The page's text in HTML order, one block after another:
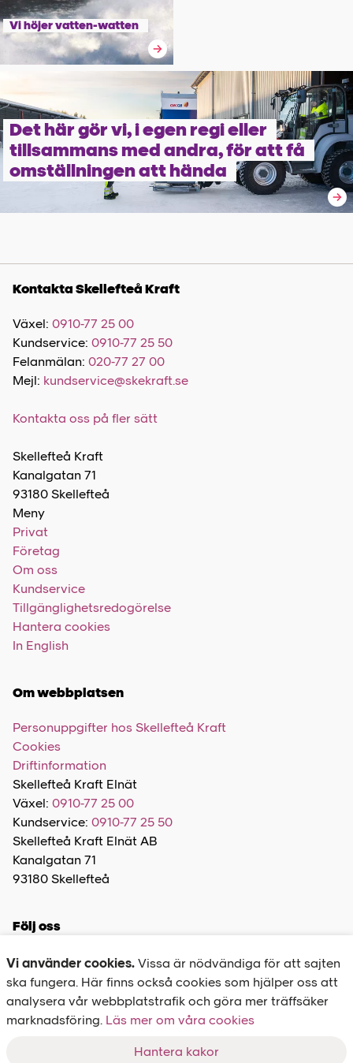
Vi använder cookies. Vissa är nödvändiga för att sajten
ska fungera. Här finns också cookies som hjälper oss att
analysera vår webbplatstrafik och göra mer träffsäker
marknadsföring. Läs mer om våra cookies
Hantera kakor
Vi höjer vatten-watten
Det här gör vi, i egen regi eller
tillsammans med andra, för att få
omställningen att hända
Kontakta Skellefteå Kraft
Växel: 0910-77 25 00
Kundservice: 0910-77 25 50
Felanmälan: 020-77 27 00
Mejl: kundservice@skekraft.se
Kontakta oss på fler sätt
Skellefteå Kraft
Kanalgatan 71
93180 Skellefteå
Meny
Privat
Företag
Om oss
Kundservice
Tillgänglighetsredogörelse
Hantera cookies
In English
Om webbplatsen
Personuppgifter hos Skellefteå Kraft
Cookies
Driftinformation
Skellefteå Kraft Elnät
Växel: 0910-77 25 00
Kundservice: 0910-77 25 50
Skellefteå Kraft Elnät AB
Kanalgatan 71
93180 Skellefteå
Följ oss
Felanmälan